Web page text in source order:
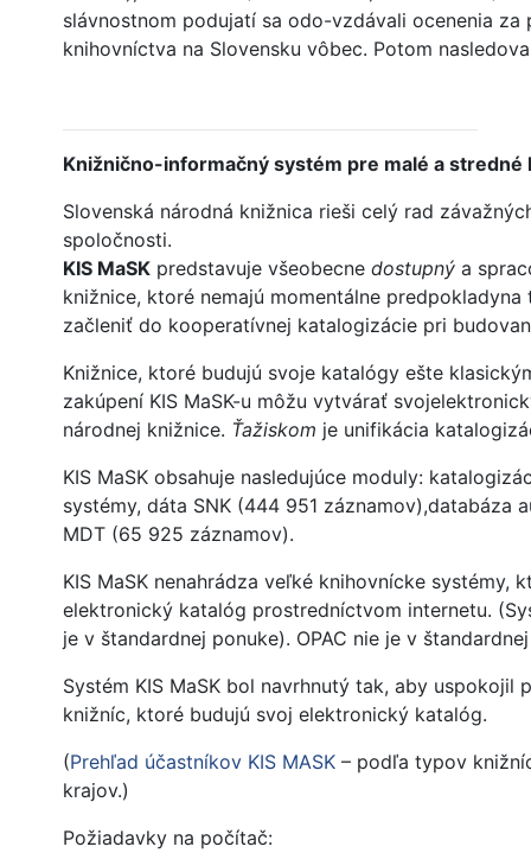
slávnostnom podujatí sa odo-vzdávali ocenenia
knihovníctva na Slovensku vôbec. Potom
Knižnično-informačný systém pre malé a stredné
Slovenská národná knižnica rieši celý rad
spoločnosti.
KIS MaSK predstavuje všeobecne dostupný a
knižnice, ktoré nemajú momentálne
začleniť do kooperatívnej katalogizácie pri
Knižnice, ktoré budujú svoje katalógy ešte
zakúpení KIS MaSK-u môžu vytvárať
národnej knižnice. Ťažiskom je unifikácia
KIS MaSK obsahuje nasledujúce moduly:
systémy, dáta SNK (444 951 záznamov),databáza
MDT (65 925 záznamov).
KIS MaSK nenahrádza veľké knihovnícke systémy,
elektronický katalóg prostredníctvom internetu.
je v štandardnej ponuke). OPAC nie je v
Systém KIS MaSK bol navrhnutý tak, aby
knižníc, ktoré budujú svoj elektronický katalóg.
(Prehľad účastníkov KIS MASK – podľa typov
krajov.)
Požiadavky na počítač: